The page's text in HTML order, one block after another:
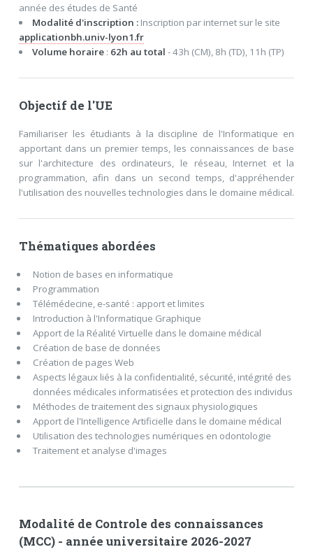
année des études de Santé
Modalité d'inscription : Inscription par internet sur le site
applicationbh.univ-lyon1.fr
Volume horaire: 62h au total - 43h (CM), 8h (TD), 11h (TP)
Objectif de l'UE
Familiariser les étudiants à la discipline de l'Informatique en
apportant dans un premier temps, les connaissances de base
sur l'architecture des ordinateurs, le réseau, Internet et la
programmation, afin dans un second temps, d'appréhender
l'utilisation des nouvelles technologies dans le domaine médical.
Thématiques abordées
Notion de bases en informatique
Programmation
Télémédecine, e-santé : apport et limites
Introduction à l'Informatique Graphique
Apport de la Réalité Virtuelle dans le domaine médical
Création de base de données
Création de pages Web
Aspects légaux liés à la confidentialité, sécurité, intégrité des
données médicales informatisées et protection des individus
Méthodes de traitement des signaux physiologiques
Apport de l'Intelligence Artificielle dans le domaine médical
Utilisation des technologies numériques en odontologie
Traitement et analyse d'images
Modalité de Controle des connaissances
(MCC) - année universitaire 2026-2027